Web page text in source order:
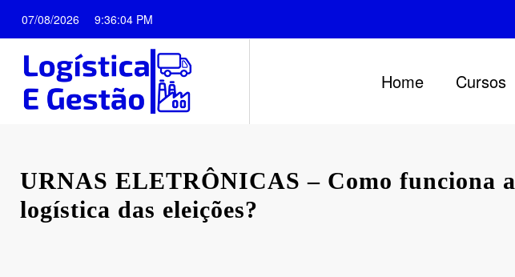
para
conteúdo
07/08/2026 9:36:05 PM
Home Cursos
URNAS ELETRÔNICAS – Como funciona a
logística das eleições?